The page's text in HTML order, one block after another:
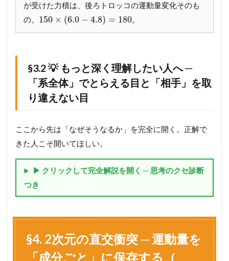
と
解
§
.
2
💡
と
深
解
へ
「
系
全
が受けた力積は、後ろトロッコの運動量変化そのも
の。 150 × (6.0 − 4.8) = 180。
§3.2 💡 もっと深く理解したい人へ ─
「系全体」でとらえる目と「相手」を取
り違えない目
ここから先は「なぜそうなるか」を完全に開く。正解で
きた人こそ開いてほしい。
▶ クリックして完全解説を開く ─ 思考のクセ診断
つき
§4. 2次元の直交衝突 ─ 運動量を
「成分ごと」に保存する（